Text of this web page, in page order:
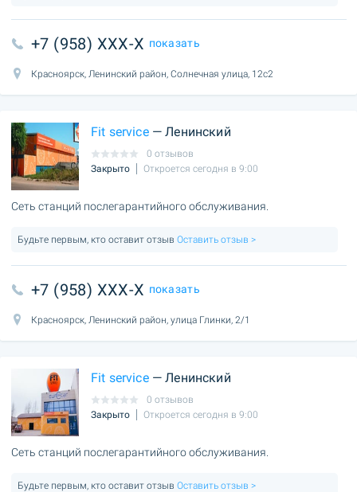
+7 (958) XXX-X показать
Красноярск, Ленинский район, Солнечная улица, 12с2
Fit service— Ленинский
0 отзывов
Закрыто
Откроется сегодня в 9:00
Сеть станций послегарантийного обслуживания.
Будьте первым, кто оставит отзыв Оставить отзыв >
+7 (958) XXX-X показать
Красноярск, Ленинский район, улица Глинки, 2/1
Fit service— Ленинский
0 отзывов
Закрыто
Откроется сегодня в 9:00
Сеть станций послегарантийного обслуживания.
Будьте первым, кто оставит отзыв Оставить отзыв >